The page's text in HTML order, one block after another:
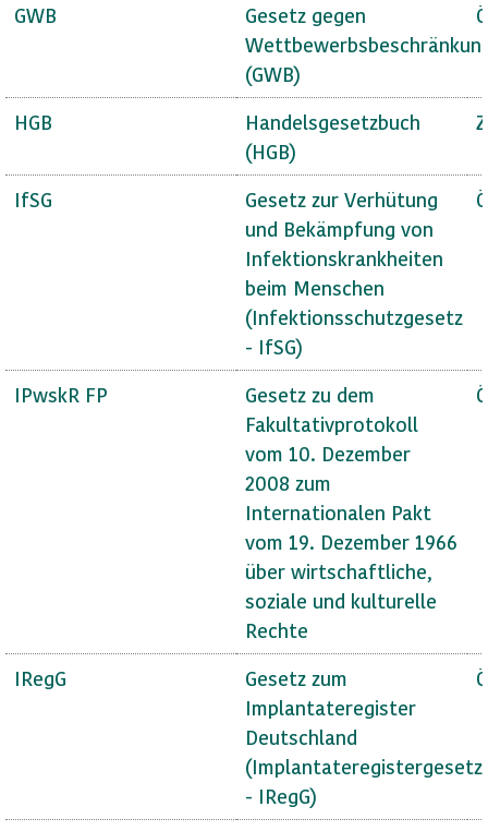
GWB
Gesetz gegen
(GWB)
HGB
Handelsgesetzbuch
(HGB)
IfSG
Gesetz zur Verhütung
und Bekämpfung von
Infektionskrankheiten
beim Menschen
(Infektionsschutzgesetz
- IfSG)
IPwskR FP
Gesetz zu dem
Fakultativprotokoll
vom 10. Dezember
2008 zum
Internationalen Pakt
vom 19. Dezember 1966
über wirtschaftliche,
soziale und kulturelle
Rechte
IRegG
Gesetz zum
Implantateregister
Deutschland
(Implantateregistergesetz
- IRegG)